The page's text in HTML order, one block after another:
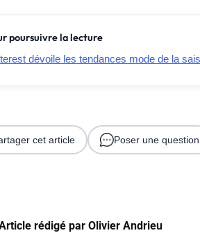
poursuivre la lecture
dévoile les tendances mode de la
cet article Poser une question
rédigé par Olivier Andrieu